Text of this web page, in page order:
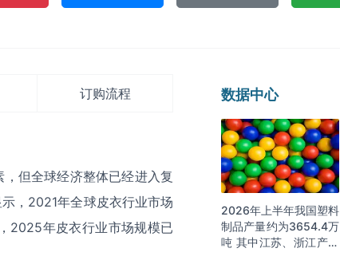
订购流程
但全球经济整体已经进入复
，2021年全球皮衣行业市场
2025年皮衣行业市场规模已
数据中心
2026年上半年我国塑料
制品产量约为3654.4万
吨 其中江苏、浙江产量